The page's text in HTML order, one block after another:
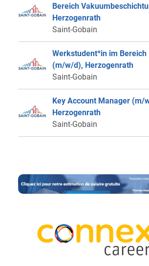
Bereich
Herzogenrath
Saint-Gobain
Werkstudent*in im Bereich
(m/w/d), Herzogenrath
Saint-Gobain
Key Account Manager (m/
Herzogenrath
Saint-Gobain